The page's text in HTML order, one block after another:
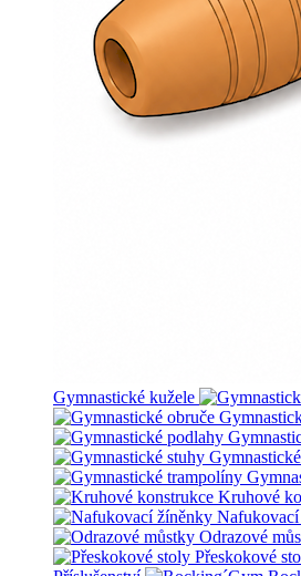
Gymnastické kužele
Kruhové
Odrazové
Přeskokové